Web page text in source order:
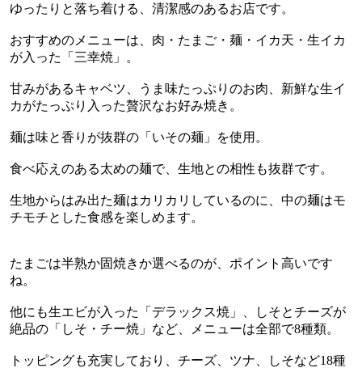
ゆったりと落ち着ける、清潔感のあるお店です。
おすすめのメニューは、肉・たまご・麺・イカ天・生イカ
が入った「三幸焼」。
甘みがあるキャベツ、うま味たっぷりのお肉、新鮮な生イ
カがたっぷり入った贅沢なお好み焼き。
麺は味と香りが抜群の「いその麺」を使用。
食べ応えのある太めの麺で、生地との相性も抜群です。
生地からはみ出た麺はカリカリしているのに、中の麺はモ
チモチとした食感を楽しめます。
たまごは半熟か固焼きか選べるのが、ポイント高いです
ね。
他にも生エビが入った「デラックス焼」、しそとチーズが
絶品の「しそ・チー焼」など、メニューは全部で8種類。
トッピングも充実しており、チーズ、ツナ、しそなど18種